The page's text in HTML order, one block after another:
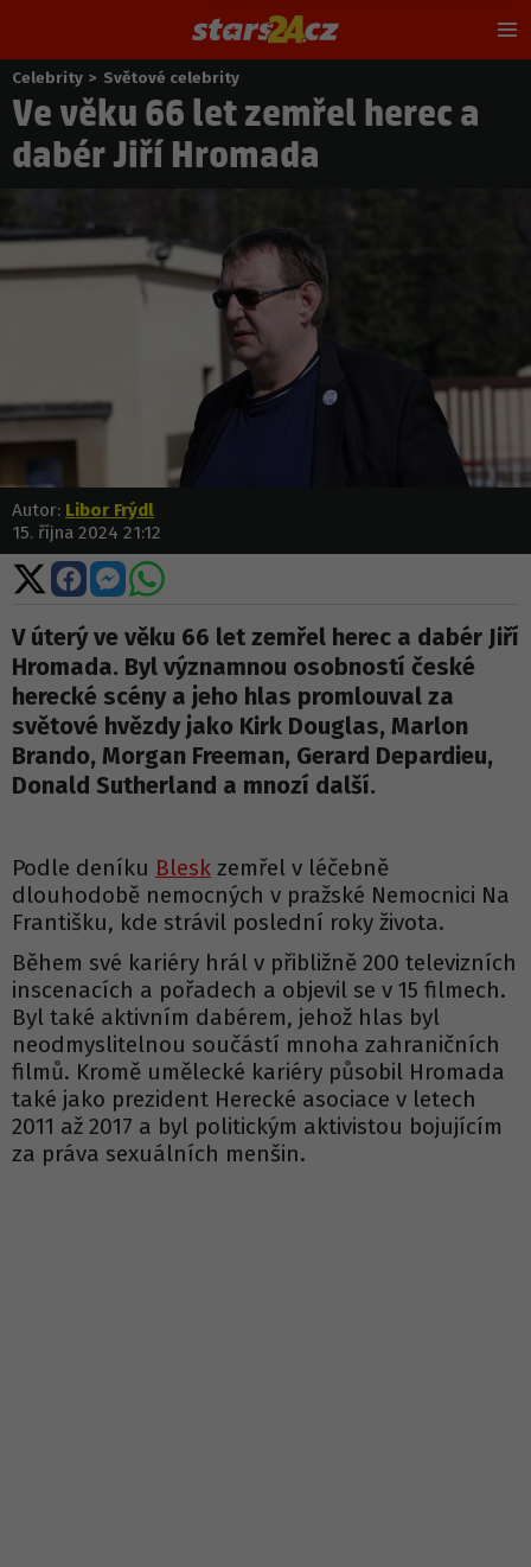
Nacházíte
se
zde:
Celebrity > Světové celebrity
Ve věku 66 let zemřel herec a
dabér Jiří Hromada
Autor: Libor Frýdl
15. října 2024 21:12
Sdílet
na
X
Sdílet
na
Facebooku
Sdílet
na
Messengeru
Sdílet
WhatsApp
V úterý ve věku 66 let zemřel herec a dabér Jiří
Hromada. Byl významnou osobností české
herecké scény a jeho hlas promlouval za
světové hvězdy jako Kirk Douglas, Marlon
Brando, Morgan Freeman, Gerard Depardieu,
Donald Sutherland a mnozí další.
Podle deníku Blesk zemřel v léčebně
dlouhodobě nemocných v pražské Nemocnici Na
Františku, kde strávil poslední roky života.
Během své kariéry hrál v přibližně 200 televizních
inscenacích a pořadech a objevil se v 15 filmech.
Byl také aktivním dabérem, jehož hlas byl
neodmyslitelnou součástí mnoha zahraničních
filmů. Kromě umělecké kariéry působil Hromada
také jako prezident Herecké asociace v letech
2011 až 2017 a byl politickým aktivistou bojujícím
za práva sexuálních menšin.